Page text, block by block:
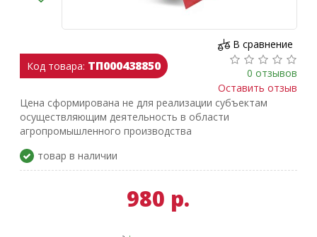
Код товара: ТП000438850
В сравнение
0 отзывов
Оставить отзыв
Цена сформирована не для реализации субъектам
осуществляющим деятельность в области
агропромышленного производства
товар в наличии
980 р.